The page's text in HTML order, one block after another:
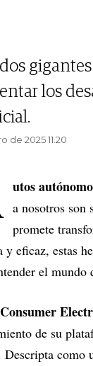
los
de 2025 11.20
utos
a nosotros son
promete
y eficaz, estas
el mundo
Consumer
de su
Descripta como